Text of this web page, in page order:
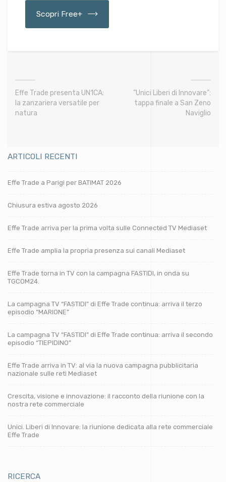
Scopri Free+
Effe Trade presenta UN1CA:
la zanzariera versatile per
natura
”Unici Liberi di Innovare”:
tappa finale a San Zeno
Naviglio
ARTICOLI RECENTI
Effe Trade a Parigi per BATIMAT 2026
Chiusura estiva agosto 2026
Effe Trade arriva per la prima volta sulle Connected TV Mediaset
Effe Trade amplia la propria presenza sui canali Mediaset
Effe Trade torna in TV con la campagna FASTIDI, in onda su
TGCOM24.
La campagna TV “FASTIDI” di Effe Trade continua: arriva il terzo
episodio “MARIONE”
La campagna TV “FASTIDI” di Effe Trade continua: arriva il secondo
episodio “TIEPIDINO”
Effe Trade arriva in TV: al via la nuova campagna pubblicitaria
nazionale sulle reti Mediaset
Crescita, visione e innovazione: il racconto della riunione con la
nostra rete commerciale
Unici. Liberi di Innovare: la riunione dedicata alla rete commerciale
Effe Trade
RICERCA